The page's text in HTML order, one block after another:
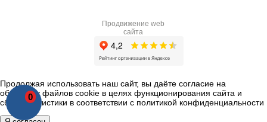
0
Продвижение web
сайта
Продолжая использовать наш сайт, вы даёте согласие на
обработку файлов cookie в целях функционирования сайта и
сбора статистики в соответствии с политикой конфиденциальности